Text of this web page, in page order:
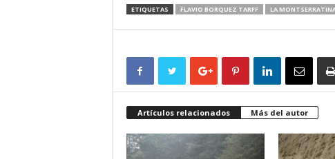
ETIQUETAS FLAVIO BORQUEZ TARFF LA
Artículos relacionados Más del autor